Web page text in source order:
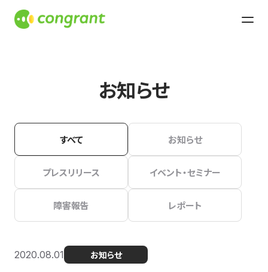
お知らせ
すべて お知らせ
プレスリリース イベント・セミナー
障害報告 レポート
2020.08.01 お知らせ